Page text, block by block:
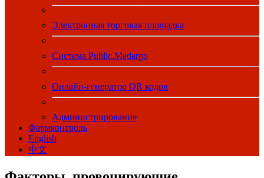
Электронная торговая площадка
Система Public.Medargo
Онлайн-генератор QR кодов
Администрирование
Фармконтроль
English
中文